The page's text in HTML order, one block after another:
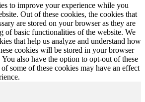
to improve your experience while you
Out of these cookies, the cookies that
are stored on your browser as they are
of basic functionalities of the website. We
that help us analyze and understand how
cookies will be stored in your browser
also have the option to opt-out of these
some of these cookies may have an effect